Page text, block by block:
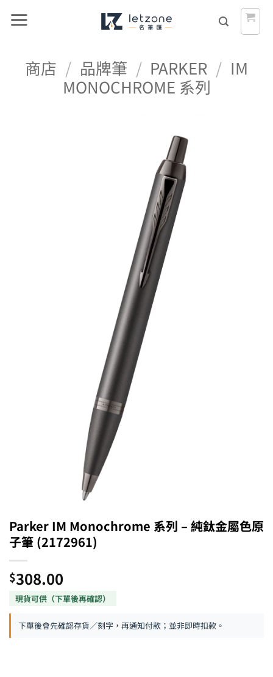
商店 / 品牌筆 / PARKER / IM
MONOCHROME 系列
Parker IM Monochrome 系列 – 純鈦金屬色原
子筆 (2172961)
$308.00
下單後會先確認存貨／刻字，再通知付款；並非即時扣款。